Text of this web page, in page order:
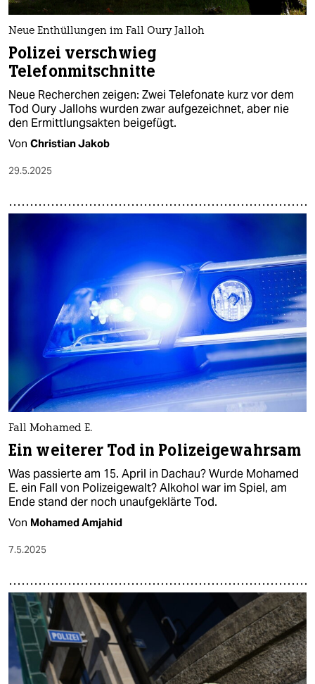
Neue Enthüllungen im Fall Oury Jalloh
Polizei verschwieg
Telefonmitschnitte
Neue Recherchen zeigen: Zwei Telefonate kurz vor dem
Tod Oury Jallohs wurden zwar aufgezeichnet, aber nie
den Ermittlungsakten beigefügt.
Von Christian Jakob
29.5.2025
Fall Mohamed E.
Ein weiterer Tod in Polizeigewahrsam
Was passierte am 15. April in Dachau? Wurde Mohamed
E. ein Fall von Polizeigewalt? Alkohol war im Spiel, am
Ende stand der noch unaufgeklärte Tod.
Von Mohamed Amjahid
7.5.2025